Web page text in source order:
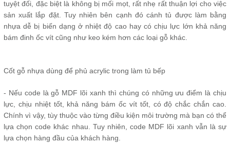
tuyệt đối, đặc biệt là không bị mối mọt, rất nhẹ rất thuận lợi cho việc
sản xuất lắp đặt. Tuy nhiên bên cạnh đó cánh tủ được làm bằng
nhựa dễ bị biến dạng ở nhiệt độ cao hay có chịu lực lớn khả năng
bám đinh ốc vít cũng như keo kém hơn các loại gỗ khác.
Cốt gỗ nhựa dùng để phủ acrylic trong làm tủ bếp
- Nếu code là gỗ MDF lõi xanh thì chúng có những ưu điểm là chịu
lực, chịu nhiệt tốt, khả năng bám ốc vít tốt, có độ chắc chắn cao.
Chính vì vậy, tùy thuộc vào từng điều kiện môi trường mà bạn có thể
lựa chọn code khác nhau. Tuy nhiên, code MDF lõi xanh vẫn là sự
lựa chọn hàng đầu của khách hàng.